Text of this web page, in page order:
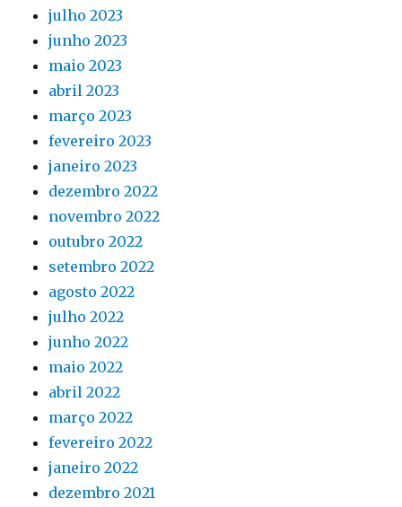
julho 2023
junho 2023
maio 2023
abril 2023
março 2023
fevereiro 2023
janeiro 2023
dezembro 2022
novembro 2022
outubro 2022
setembro 2022
agosto 2022
julho 2022
junho 2022
maio 2022
abril 2022
março 2022
fevereiro 2022
janeiro 2022
dezembro 2021